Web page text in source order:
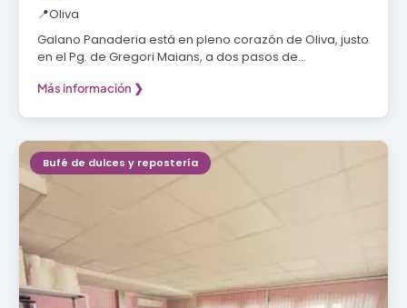
📍Oliva
Galano Panaderia está en pleno corazón de Oliva, justo
en el Pg. de Gregori Maians, a dos pasos de…
Más información ❯
Bufé de dulces y repostería